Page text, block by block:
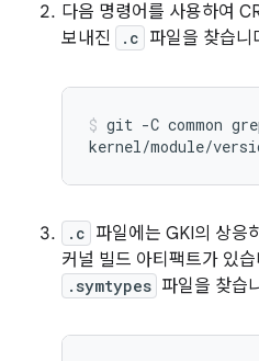
다음 명령어를 사용하여
보내진
.c 파일을 찾습니
git -C common
kernel/module/
.c 파일에는 GKI의 상응
커널 빌드 아티팩트가 있
.symtypes 파일을 찾습